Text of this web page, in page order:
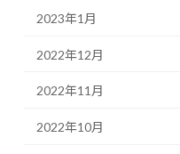
2023年1月
2022年12月
2022年11月
2022年10月